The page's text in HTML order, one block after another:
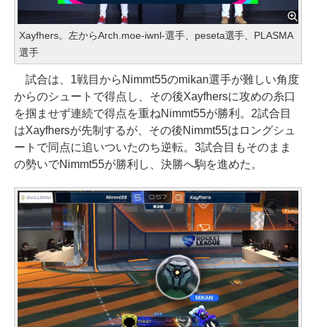
Xayfhers。左からArch.moe-iwnl-選手、peseta選手、PLASMA
選手
試合は、1戦目からNimmt55のmikan選手が難しい角度
からのシュートで得点し、その後Xayfhersに攻めの糸口
を掴ませず連続で得点を重ねNimmt55が勝利。2試合目
はXayfhersが先制するが、その後Nimmt55はロングシュ
ートで同点に追いついたのち逆転。3試合目もそのまま
の勢いでNimmt55が勝利し、決勝へ駒を進めた。